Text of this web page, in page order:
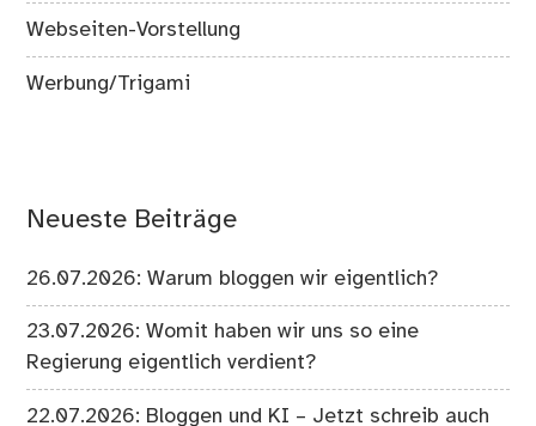
Webseiten-Vorstellung
Werbung/Trigami
Neueste Beiträge
26.07.2026: Warum bloggen wir eigentlich?
23.07.2026: Womit haben wir uns so eine
Regierung eigentlich verdient?
22.07.2026: Bloggen und KI – Jetzt schreib auch